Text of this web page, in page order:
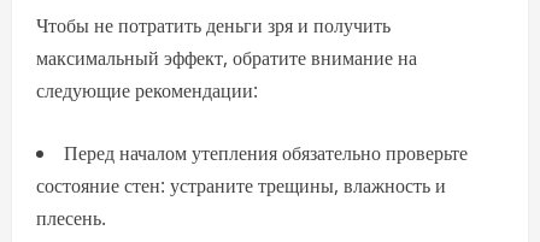
Чтобы не потратить деньги зря и получить
максимальный эффект, обратите внимание на
следующие рекомендации:
Перед началом утепления обязательно проверьте
состояние стен: устраните трещины, влажность и
плесень.